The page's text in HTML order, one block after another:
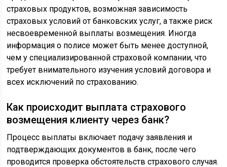
страховых продуктов, возможная зависимость
страховых условий от банковских услуг, а также риск
несвоевременной выплаты возмещения. Иногда
информация о полисе может быть менее доступной,
чем у специализированной страховой компании, что
требует внимательного изучения условий договора и
всех исключений по страхованию.
Как происходит выплата страхового
возмещения клиенту через банк?
Процесс выплаты включает подачу заявления и
подтверждающих документов в банк, после чего
проводится проверка обстоятельств страхового случая.